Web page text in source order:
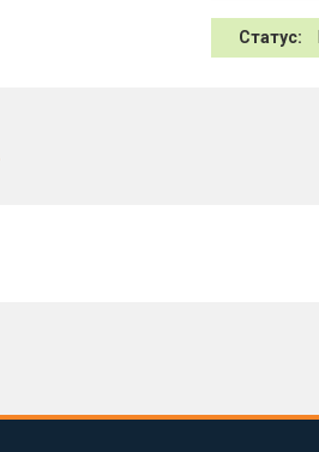
Статус: